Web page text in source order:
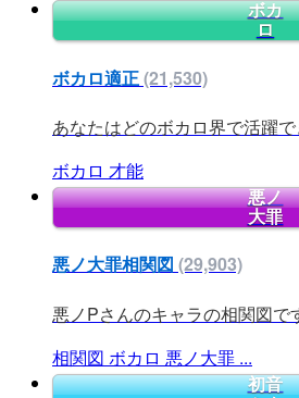
ボカ
ロ
ボカロ適正(21,530)
あなたはどのボカロ界で活躍で
ボカロ 才能
悪ノ
大罪
悪ノ大罪相関図 (29,903)
悪ノPさんのキャラの相関図で
相関図 ボカロ 悪ノ大罪 ...
初音